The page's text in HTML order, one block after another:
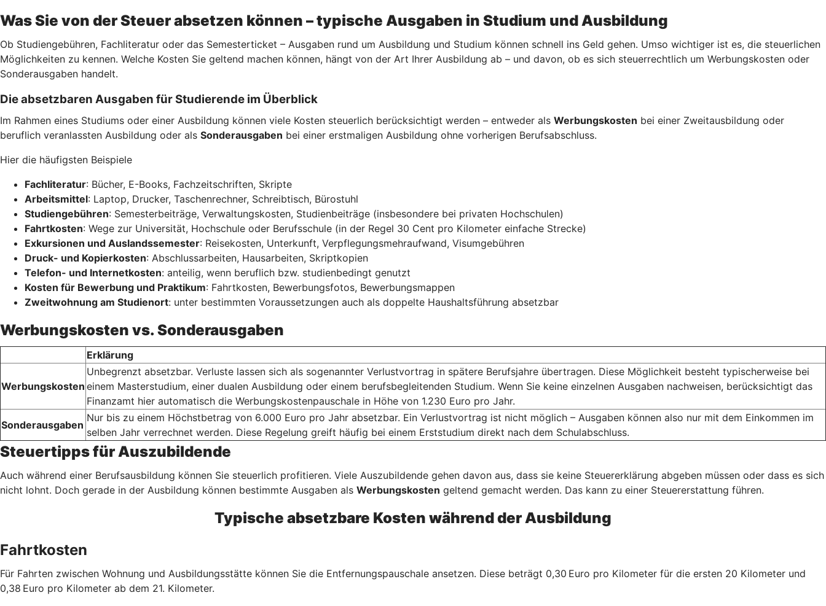
Was Sie von der Steuer absetzen können – typische Ausgaben in Studium und Ausbildung
Ob Studiengebühren, Fachliteratur oder das Semesterticket – Ausgaben rund um Ausbildung und Studium können schnell ins Geld gehen. Umso wichtiger ist es, die steuerlichen
Möglichkeiten zu kennen. Welche Kosten Sie geltend machen können, hängt von der Art Ihrer Ausbildung ab – und davon, ob es sich steuerrechtlich um Werbungskosten oder
Sonderausgaben handelt.
Die absetzbaren Ausgaben für Studierende im Überblick
Im Rahmen eines Studiums oder einer Ausbildung können viele Kosten steuerlich berücksichtigt werden – entweder als Werbungskosten bei einer Zweitausbildung oder
beruflich veranlassten Ausbildung oder als Sonderausgaben bei einer erstmaligen Ausbildung ohne vorherigen Berufsabschluss.
Hier die häufigsten Beispiele
Fachliteratur: Bücher, E-Books, Fachzeitschriften, Skripte
Arbeitsmittel: Laptop, Drucker, Taschenrechner, Schreibtisch, Bürostuhl
Studiengebühren: Semesterbeiträge, Verwaltungskosten, Studienbeiträge (insbesondere bei privaten Hochschulen)
Fahrtkosten: Wege zur Universität, Hochschule oder Berufsschule (in der Regel 30 Cent pro Kilometer einfache Strecke)
Exkursionen und Auslandssemester: Reisekosten, Unterkunft, Verpflegungsmehraufwand, Visumgebühren
Druck- und Kopierkosten: Abschlussarbeiten, Hausarbeiten, Skriptkopien
Telefon- und Internetkosten: anteilig, wenn beruflich bzw. studienbedingt genutzt
Kosten für Bewerbung und Praktikum: Fahrtkosten, Bewerbungsfotos, Bewerbungsmappen
Zweitwohnung am Studienort: unter bestimmten Voraussetzungen auch als doppelte Haushaltsführung absetzbar
Werbungskosten vs. Sonderausgaben
Erklärung
Werbungskosten
Unbegrenzt absetzbar. Verluste lassen sich als sogenannter Verlustvortrag in spätere Berufsjahre übertragen. Diese Möglichkeit besteht typischerweise bei
einem Masterstudium, einer dualen Ausbildung oder einem berufsbegleitenden Studium. Wenn Sie keine einzelnen Ausgaben nachweisen, berücksichtigt das
Finanzamt hier automatisch die Werbungskostenpauschale in Höhe von 1.230 Euro pro Jahr.
Sonderausgaben
Nur bis zu einem Höchstbetrag von 6.000 Euro pro Jahr absetzbar. Ein Verlustvortrag ist nicht möglich – Ausgaben können also nur mit dem Einkommen im
selben Jahr verrechnet werden. Diese Regelung greift häufig bei einem Erststudium direkt nach dem Schulabschluss.
Steuertipps für Auszubildende
Auch während einer Berufsausbildung können Sie steuerlich profitieren. Viele Auszubildende gehen davon aus, dass sie keine Steuererklärung abgeben müssen oder dass es sich
nicht lohnt. Doch gerade in der Ausbildung können bestimmte Ausgaben als Werbungskosten geltend gemacht werden. Das kann zu einer Steuererstattung führen.
Typische absetzbare Kosten während der Ausbildung
Fahrtkosten
Für Fahrten zwischen Wohnung und Ausbildungsstätte können Sie die Entfernungspauschale ansetzen. Diese beträgt 0,30 Euro pro Kilometer für die ersten 20 Kilometer und
0,38 Euro pro Kilometer ab dem 21. Kilometer.